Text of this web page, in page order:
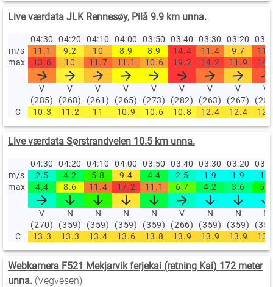
Live værdata JLK Rennesøy, Pilå 9.9 km unna.
04:30 04:20 04:10 04:00 03:50 03:40 03:30 03:20
m/s
11.1 9.2 10 8.9 8.9 14.4 11.4 9.7
max
13.6 10 11.7 11.1 10.6 19.2 14.2 11.9
V
(285)
V
(268)
V
(261)
V
(265)
V
(273)
V
(282)
V
(263)
V
(267)
V
C
10.3 11.2 11 10.9 10.6 10.8 12.4 12.4
Live værdata Sørstrandveien 10.5 km unna.
04:30 04:20 04:10 04:00 03:50 03:40 03:30 03:20
m/s
2.5 4.2 5.8 9.4 4.4 2.5 1.9 1.9
1.9
max
4.4 8.6 11.4 17.2 11.1 6.7 4.2 3.6 5.3
V
(270)
N
(359)
N
(359)
N
(359)
N
(359)
V
(266)
N
(359)
N
(359)
N
C
13.3 13.3 13.4 13.6 13.8 13.9 13.9 13.9
Webkamera F521 Mekjarvik ferjekai (retning Kai) 172 meter
unna. (Vegvesen)